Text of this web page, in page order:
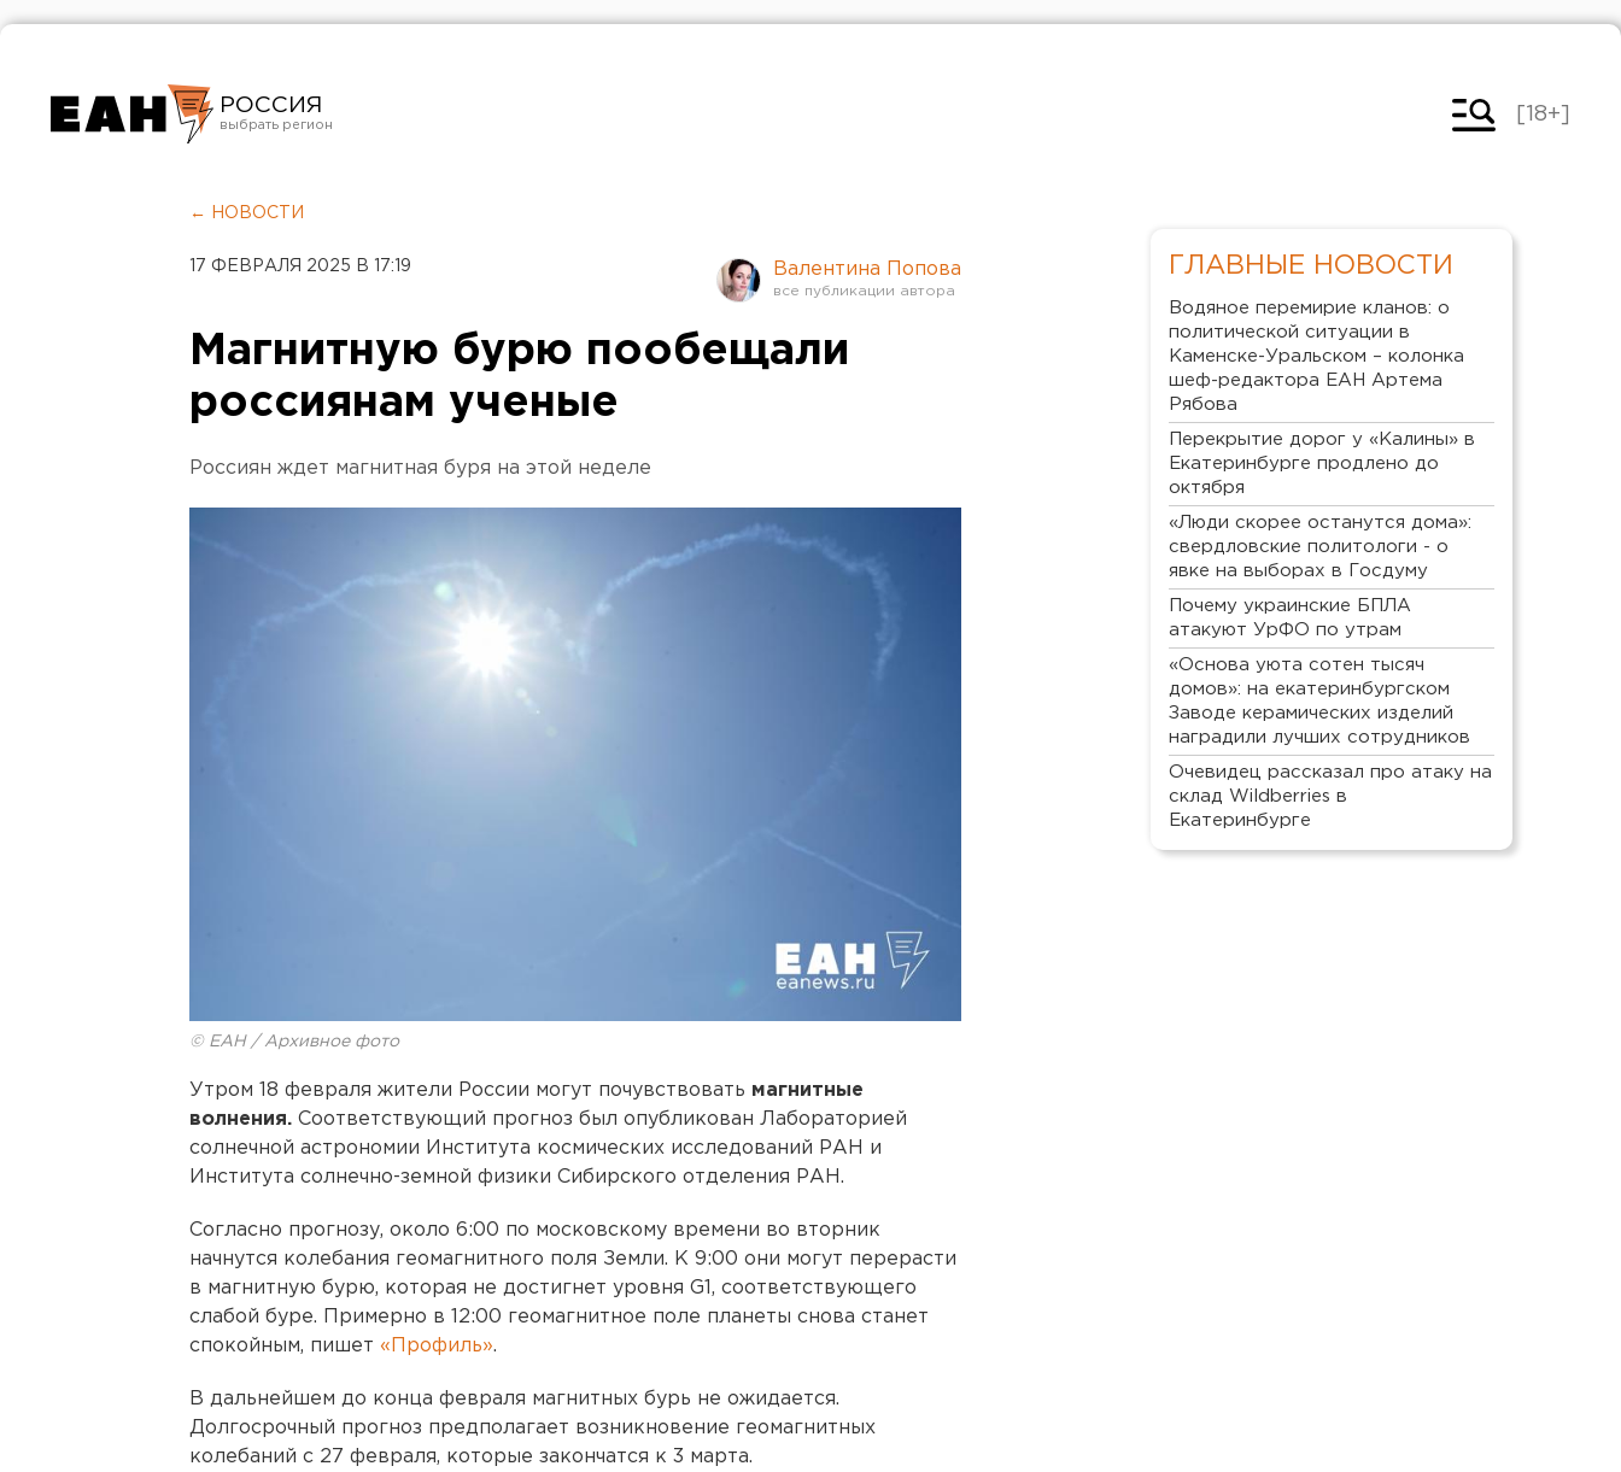
РОССИЯ
Челябинск
[18+]
← НОВОСТИ
17 ФЕВРАЛЯ 2025 В 17:19 Валентина Попова
Магнитную бурю пообещали
россиянам ученые
Россиян ждет магнитная буря на этой неделе
© ЕАН / Архивное фото
Утром 18 февраля жители России могут почувствовать магнитные
волнения. Соответствующий прогноз был опубликован Лабораторией
солнечной астрономии Института космических исследований РАН и
Института солнечно-земной физики Сибирского отделения РАН.
Согласно прогнозу, около 6:00 по московскому времени во вторник
начнутся колебания геомагнитного поля Земли. К 9:00 они могут перерасти
в магнитную бурю, которая не достигнет уровня G1, соответствующего
слабой буре. Примерно в 12:00 геомагнитное поле планеты снова станет
спокойным, пишет «Профиль».
В дальнейшем до конца февраля магнитных бурь не ожидается.
Долгосрочный прогноз предполагает возникновение геомагнитных
колебаний с 27 февраля, которые закончатся к 3 марта.
ГЛАВНЫЕ НОВОСТИ
Водяное перемирие кланов: о
политической ситуации в
Каменске-Уральском – колонка
шеф-редактора ЕАН Артема
Рябова
Перекрытие дорог у «Калины» в
Екатеринбурге продлено до
октября
«Люди скорее останутся дома»:
свердловские политологи - о
явке на выборах в Госдуму
Почему украинские БПЛА
атакуют УрФО по утрам
«Основа уюта сотен тысяч
домов»: на екатеринбургском
Заводе керамических изделий
наградили лучших сотрудников
Очевидец рассказал про атаку на
склад Wildberries в
Екатеринбурге